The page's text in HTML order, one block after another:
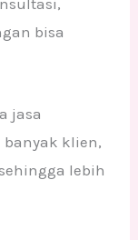
bisa
jasa
banyak klien,
lebih